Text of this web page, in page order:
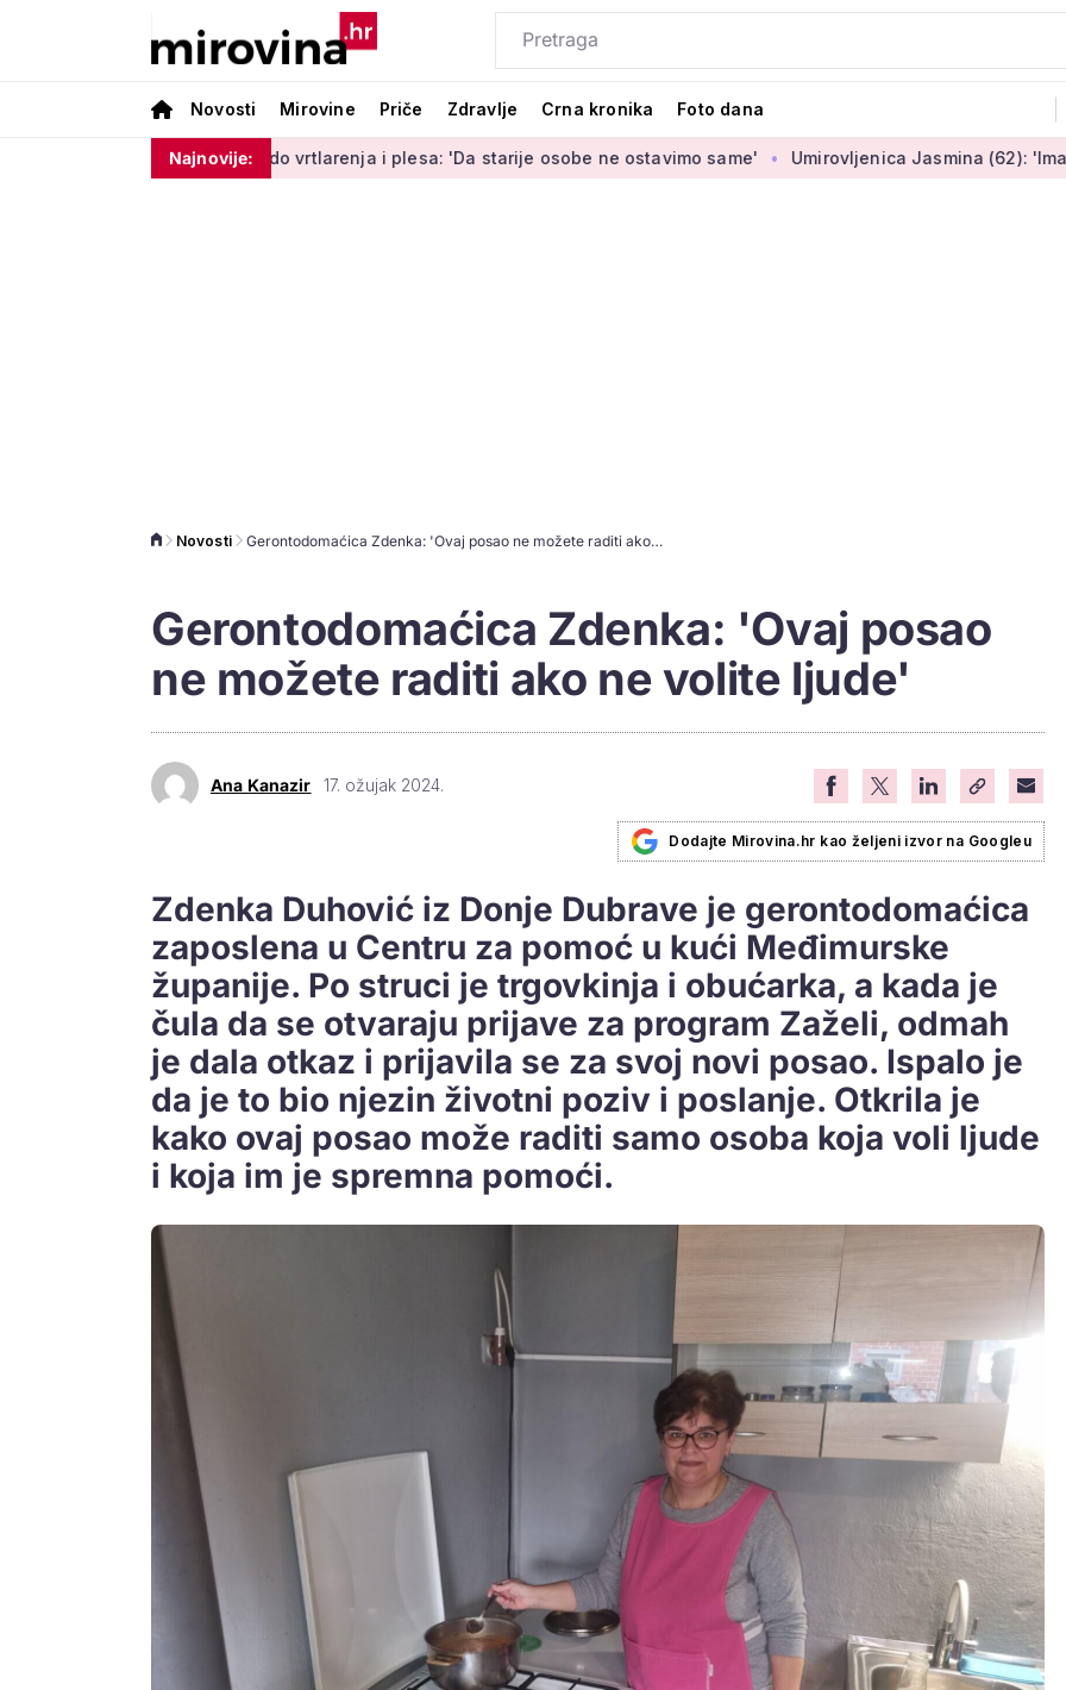
Novosti Mirovine Priče Zdravlje Crna kronika Foto dana
Najnovije:
bankarstvu do vrtlarenja i plesa: 'Da starije osobe ne ostavimo same' Umirovljenica Jasmina (62): 'Imam mirovinu
Novosti Gerontodomaćica Zdenka: 'Ovaj posao ne možete raditi ako ne volite ljude'
Gerontodomaćica Zdenka: 'Ovaj posao
ne možete raditi ako ne volite ljude'
Ana Kanazir 17. ožujak 2024.
Dodajte Mirovina.hr kao željeni izvor na Googleu
Zdenka Duhović iz Donje Dubrave je gerontodomaćica
zaposlena u Centru za pomoć u kući Međimurske
županije. Po struci je trgovkinja i obućarka, a kada je
čula da se otvaraju prijave za program Zaželi, odmah
je dala otkaz i prijavila se za svoj novi posao. Ispalo je
da je to bio njezin životni poziv i poslanje. Otkrila je
kako ovaj posao može raditi samo osoba koja voli ljude
i koja im je spremna pomoći.